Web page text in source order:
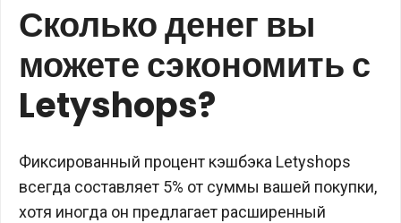
Сколько денег вы
можете сэкономить с
Letyshops?
Фиксированный процент кэшбэка Letyshops
всегда составляет 5% от суммы вашей покупки,
хотя иногда он предлагает расширенный